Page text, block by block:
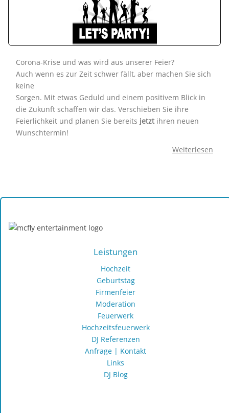
Corona-Krise und was wird aus unserer Feier?
Auch wenn es zur Zeit schwer fällt, aber machen Sie sich
keine
Sorgen. Mit etwas Geduld und einem positivem Blick in
die Zukunft schaffen wir das. Verschieben Sie ihre
Feierlichkeit und planen Sie bereits jetzt ihren neuen
Wunschtermin!
Weiterlesen
Leistungen
Hochzeit
Geburtstag
Firmenfeier
Moderation
Feuerwerk
Hochzeitsfeuerwerk
DJ Referenzen
Anfrage | Kontakt
Links
DJ Blog